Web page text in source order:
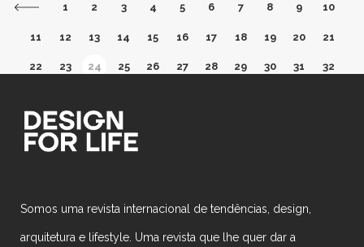
1 2 3 4 5 6 7 8 9 10
11 12 13 14 15 16 17 18 19 20 21
22 23 24 25 26 27 28 29 30 31 32
44 45
Somos uma revista internacional de tendências, design,
arquitetura e lifestyle. Uma revista que lhe quer dar a